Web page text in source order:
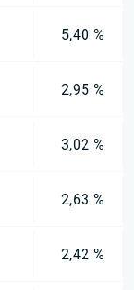
5,40 %
2,95 %
3,02 %
2,63 %
2,42 %